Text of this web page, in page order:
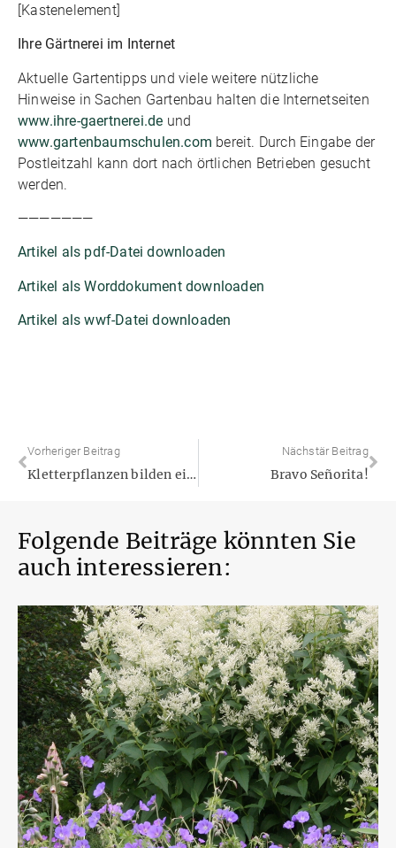
[Kastenelement]
Ihre Gärtnerei im Internet
Aktuelle Gartentipps und viele weitere nützliche
Hinweise in Sachen Gartenbau halten die Internetseiten
www.ihre-gaertnerei.de und
www.gartenbaumschulen.com bereit. Durch Eingabe der
Postleitzahl kann dort nach örtlichen Betrieben gesucht
werden.
———————
Artikel als pdf-Datei downloaden
Artikel als Worddokument downloaden
Artikel als wwf-Datei downloaden
Vorheriger Beitrag
Kletterpflanzen bilden einen attraktiven Sichtschutz für Terrasse und Balkon
Nächstär Beitrag
Bravo Señorita!
Folgende Beiträge könnten Sie
auch interessieren: